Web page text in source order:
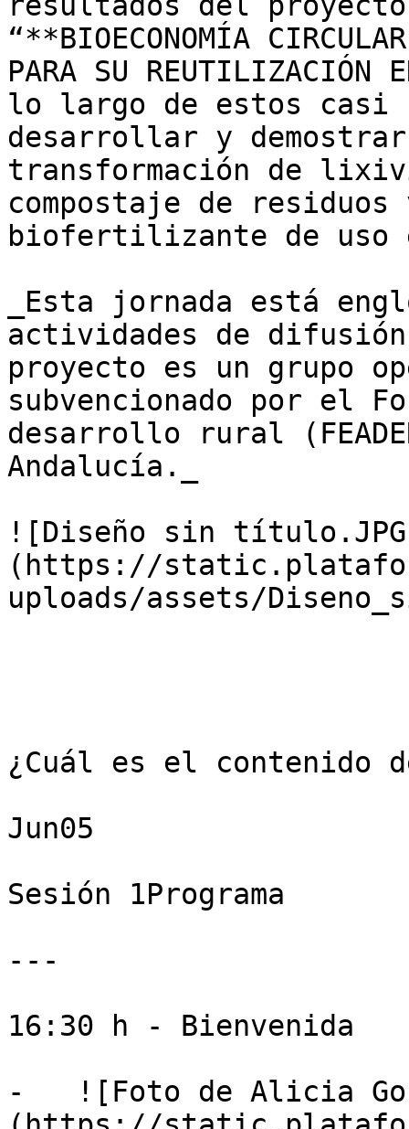
“**BIOECONOMÍA
PARA SU REUTILIZACIÓN
lo largo de estos casi
desarrollar y
transformación de
compostaje de
biofertilizante de
_Esta jornada está
actividades de difusión
proyecto es un grupo
subvencionado por el
desarrollo rural
Andalucía._
![Diseño sin
(https://
uploads/assets/
¿Cuál es el contenido
Jun05
Sesión 1Programa
---
16:30 h - Bienvenida
-   ![Foto de Alicia